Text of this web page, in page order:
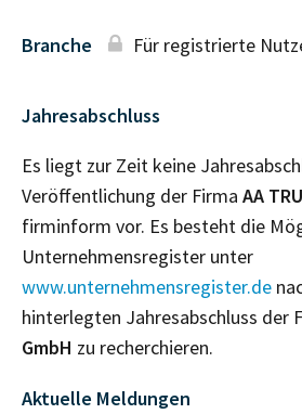
Branche Für registrierte
Jahresabschluss
Es liegt zur Zeit keine
Veröffentlichung der Firma AA
firminform vor. Es besteht die
Unternehmensregister unter
www.unternehmensregister.de
hinterlegten Jahresabschluss der
GmbH zu recherchieren.
Aktuelle Meldungen